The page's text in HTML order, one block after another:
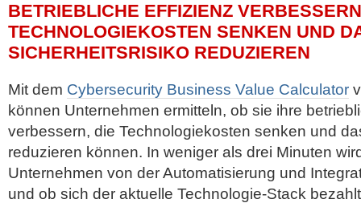
BETRIEBLICHE EFFIZIENZ
TECHNOLOGIEKOSTEN SENKEN UND
SICHERHEITSRISIKO REDUZIEREN
Mit dem Cybersecurity Business Value Calculator
können Unternehmen ermitteln, ob sie ihre
verbessern, die Technologiekosten senken und
reduzieren können. In weniger als drei Minuten
Unternehmen von der Automatisierung und
und ob sich der aktuelle Technologie-Stack